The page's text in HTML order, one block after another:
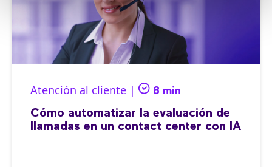
Atención al cliente | 8 min
Cómo automatizar la evaluación de
llamadas en un contact center con IA